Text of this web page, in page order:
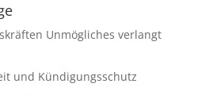
Unmögliches verlangt
und Kündigungsschutz